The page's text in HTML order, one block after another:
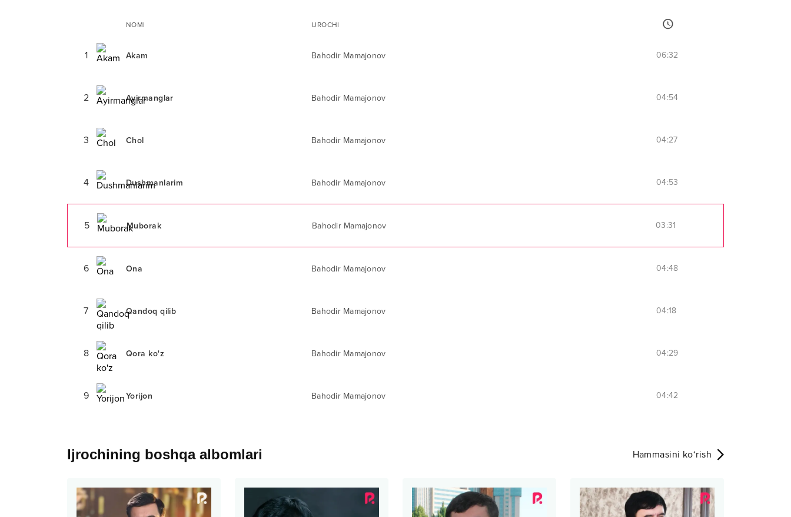
NOMI IJROCHI
1 Akam Bahodir Mamajonov 06:32
2 Ayirmanglar Bahodir Mamajonov 04:54
3 Chol Bahodir Mamajonov 04:27
4 Dushmanlarim Bahodir Mamajonov 04:53
5 Muborak Bahodir Mamajonov 03:31
6 Ona Bahodir Mamajonov 04:48
7 Qandoq qilib Bahodir Mamajonov 04:18
8 Qora ko'z Bahodir Mamajonov 04:29
9 Yorijon Bahodir Mamajonov 04:42
Ijrochining boshqa albomlari Hammasini ko‘rish